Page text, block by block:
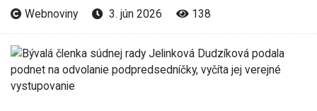
Webnoviny 3. jún 2026 138